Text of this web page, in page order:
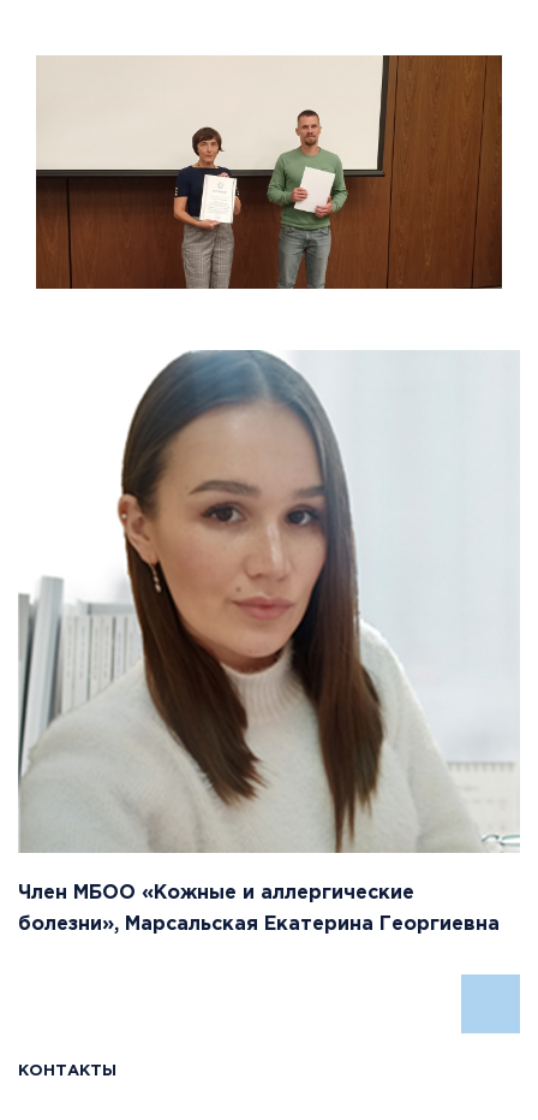
Член МБОО «Кожные и аллергические
болезни», Марсальская Екатерина Георгиевна
КОНТАКТЫ